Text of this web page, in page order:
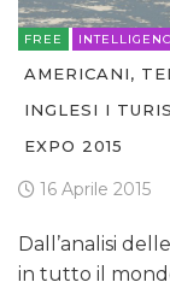
FREE
AMERICANI,
INGLESI I
EXPO 2015
16 Aprile 2015
Dall’analisi
in tutto il